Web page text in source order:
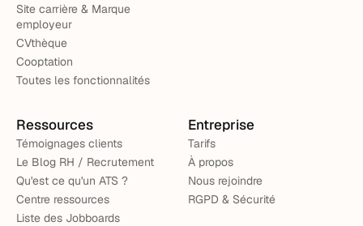
Site carrière & Marque
employeur
CVthèque
Cooptation
Toutes les fonctionnalités
Ressources
Témoignages clients
Le Blog RH / Recrutement
Qu'est ce qu'un ATS ?
Centre ressources
Liste des Jobboards
Entreprise
Tarifs
À propos
Nous rejoindre
RGPD & Sécurité